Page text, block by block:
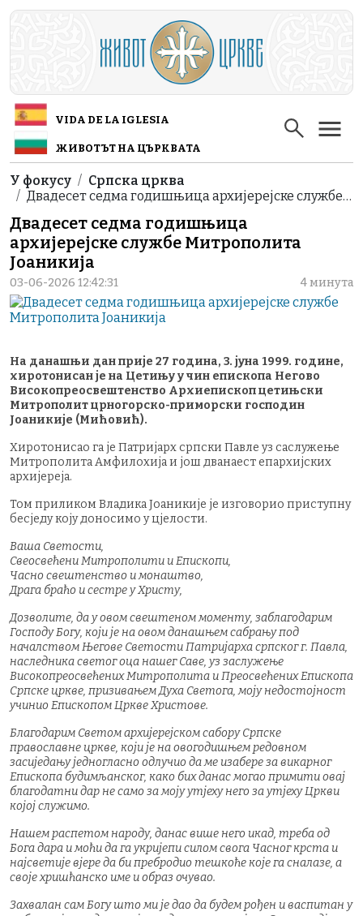
Skip to main content
VIDA DE LA IGLESIA
ЖИВОТЪТ НА ЦЪРКВАТА
Breadcrumb
У фокусу
Српска црква
Двадесет седма годишњица архијерејске службе…
Двадесет седма годишњица
архијерејске службе Митрополита
Јоаникија
03-06-2026 12:42:31 4 минута
На данашњи дан прије 27 година, 3. јуна 1999. године,
хиротонисан је на Цетињу у чин епископа Негово
Високопреосвештенство Архиепископ цетињски
Митрополит црногорско-приморски господин
Јоаникије (Мићовић).
Хиротонисао га је Патријарх српски Павле уз саслужење
Митрополита Амфилохија и још дванаест епархијских
архијереја.
Том приликом Владика Јоаникије је изговорио приступну
бесједу коју доносимо у цјелости.
Ваша Светости,
Свеосвећени Митрополити и Епископи,
Часно свештенство и монаштво,
Драга браћо и сестре у Христу,
Дозволите, да у овом свештеном моменту, заблагодарим
Господу Богу, који је на овом данашњем сабрању под
началством Његове Светости Патријарха српског г. Павла,
наследника светог оца нашег Саве, уз заслужење
Високопреосвећених Митрополита и Преосвећених Епископа
Српске цркве, призивањем Духа Светога, моју недостојност
учинио Епископом Цркве Христове.
Благодарим Светом архијерејском сабору Српске
православне цркве, који је на овогодишњем редовном
засиједању једногласно одлучио да ме изабере за викарног
Епископа будимљанског, како бих данас могао примити овај
благодатни дар не само за моју утјеху него за утјеху Цркви
којој служимо.
Нашем распетом народу, данас више него икад, треба од
Бога дара и моћи да га укријепи силом свога Часног крста и
најсветије вјере да би пребродио тешкоће које га сналазе, а
своје хришћанско име и образ очувао.
Захвалан сам Богу што ми је дао да будем рођен и васпитан у